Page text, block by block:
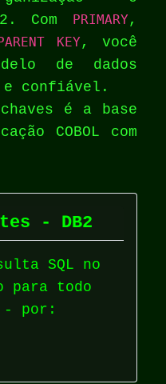
Com
PRIMARY,
PARENT KEY, você
de dados
confiável.
é a base
COBOL com
- DB2
SQL no
para todo
- por: